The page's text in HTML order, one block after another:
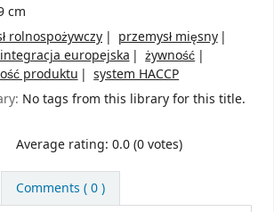
cm
rolnospożywczy
przemysł mięsny
integracja europejska
żywność
produktu
system HACCP
No tags from this library for this title.
Average rating: 0.0 (0 votes)
Comments ( 0 )